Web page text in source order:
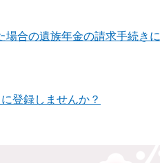
場合の遺族年金の請求手続きに
登録しませんか？